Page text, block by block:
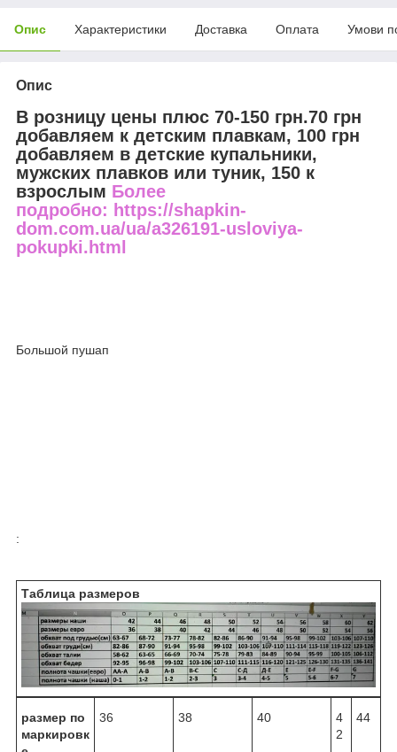
Опис Характеристики Доставка Оплата Умови
Опис
В розницу цены плюс 70-150 грн.70 грн
добавляем к детским плавкам, 100 грн
добавляем в детские купальники,
мужских плавков или туник, 150 к
взрослым Более
подробно: https://shapkin-
dom.com.ua/ua/a326191-usloviya-
pokupki.html
Большой пушап
:
Таблица размеров
размер по
маркировк
36 38 40
4
2
44